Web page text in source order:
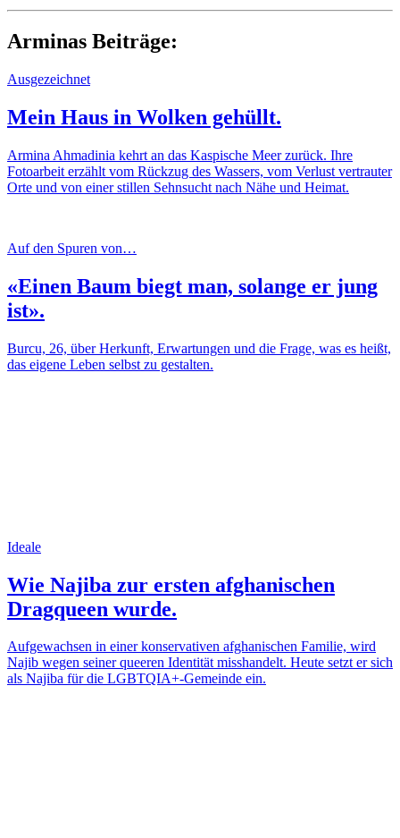
Arminas Beiträge:
Ausgezeichnet
Mein Haus in Wolken gehüllt.
Armina Ahmadinia kehrt an das Kaspische Meer zurück. Ihre
Fotoarbeit erzählt vom Rückzug des Wassers, vom Verlust vertrauter
Orte und von einer stillen Sehnsucht nach Nähe und Heimat.
Auf den Spuren von…
«Einen Baum biegt man, solange er jung
ist».
Burcu, 26, über Herkunft, Erwartungen und die Frage, was es heißt,
das eigene Leben selbst zu gestalten.
Ideale
Wie Najiba zur ersten afghanischen
Dragqueen wurde.
Aufgewachsen in einer konservativen afghanischen Familie, wird
Najib wegen seiner queeren Identität misshandelt. Heute setzt er sich
als Najiba für die LGBTQIA+-Gemeinde ein.